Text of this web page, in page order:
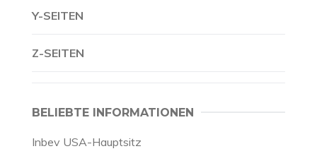
Y-SEITEN
Z-SEITEN
BELIEBTE INFORMATIONEN
Inbev USA-Hauptsitz